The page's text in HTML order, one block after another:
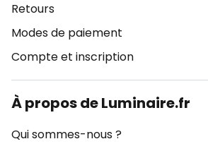
Retours
Modes de paiement
Compte et inscription
À propos de Luminaire.fr
Qui sommes-nous ?